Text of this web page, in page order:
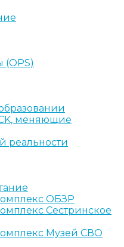
меняющие
реальности
ОБЗР
Сестринское
Музей СВО